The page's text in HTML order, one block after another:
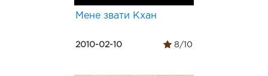
Мене звати Кхан
2010-02-10 8/10